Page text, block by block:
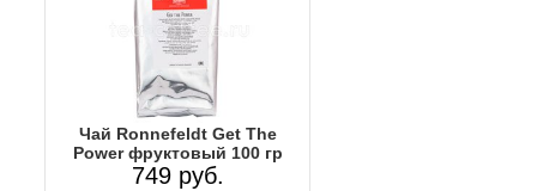
Чай Ronnefeldt Get The
Power фруктовый 100 гр
749 руб.